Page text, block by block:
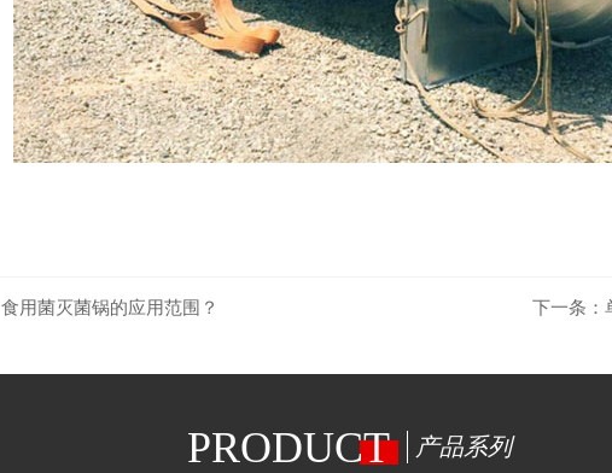
食用菌灭菌锅的应用范围？ 下一条：
PRODUCT 产品系列